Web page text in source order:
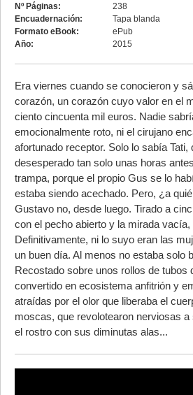
Nº Páginas:
238
Encuadernación:
Tapa blanda
Formato eBook:
ePub
Año:
2015
Era viernes cuando se conocieron y
corazón, un corazón cuyo valor en el
ciento cincuenta mil euros. Nadie
emocionalmente roto, ni el cirujano
afortunado receptor. Solo lo sabía
desesperado tan solo unas horas
trampa, porque el propio Gus se lo
estaba siendo acechado. Pero, ¿a
Gustavo no, desde luego. Tirado a
con el pecho abierto y la mirada
Definitivamente, ni lo suyo eran las
un buen día. Al menos no estaba solo
Recostado sobre unos rollos de tubos
convertido en ecosistema anfitrión y
atraídas por el olor que liberaba el
moscas, que revolotearon nerviosas a
el rostro con sus diminutas alas...